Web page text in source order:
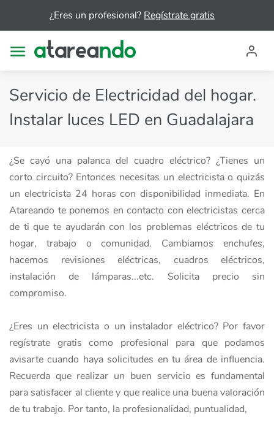
¿Eres un profesional?Regístrate gratis
Servicio de Electricidad del hogar.
Instalar luces LED en Guadalajara
¿Se cayó una palanca del cuadro eléctrico? ¿Tienes un
corto circuito? Entonces necesitas un electricista o quizás
un electricista 24 horas con disponibilidad inmediata. En
Atareando te ponemos en contacto con electricistas cerca
de ti que te ayudarán con los problemas eléctricos de tu
hogar, trabajo o comunidad. Cambiamos enchufes,
hacemos revisiones eléctricas, cuadros eléctricos,
instalación de lámparas...etc. Solicita precio sin
compromiso.
¿Eres un electricista o un instalador eléctrico? Por favor
regístrate gratis como profesional para que podamos
avisarte cuando haya solicitudes en tu área de influencia.
Recuerda que realizar un buen servicio es fundamental
para satisfacer al cliente y que realice una buena valoración
de tu trabajo. Por tanto, la profesionalidad, puntualidad,